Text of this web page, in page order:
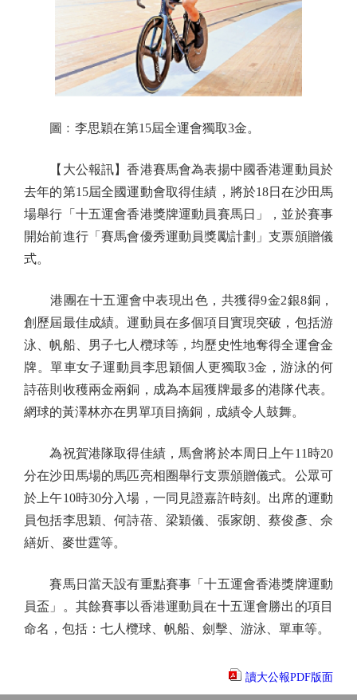
圖﹕李思穎在第15屆全運會獨取3金。
【大公報訊】香港賽馬會為表揚中國香港運動員於
去年的第15屆全國運動會取得佳績，將於18日在沙田馬
場舉行「十五運會香港獎牌運動員賽馬日」，並於賽事
開始前進行「賽馬會優秀運動員獎勵計劃」支票頒贈儀
式。
港團在十五運會中表現出色，共獲得9金2銀8銅，
創歷屆最佳成績。運動員在多個項目實現突破，包括游
泳、帆船、男子七人欖球等，均歷史性地奪得全運會金
牌。單車女子運動員李思穎個人更獨取3金，游泳的何
詩蓓則收穫兩金兩銅，成為本屆獲牌最多的港隊代表。
網球的黃澤林亦在男單項目摘銅，成績令人鼓舞。
為祝賀港隊取得佳績，馬會將於本周日上午11時20
分在沙田馬場的馬匹亮相圈舉行支票頒贈儀式。公眾可
於上午10時30分入場，一同見證嘉許時刻。出席的運動
員包括李思穎、何詩蓓、梁穎儀、張家朗、蔡俊彥、佘
繕妡、麥世霆等。
賽馬日當天設有重點賽事「十五運會香港獎牌運動
員盃」。其餘賽事以香港運動員在十五運會勝出的項目
命名，包括：七人欖球、帆船、劍擊、游泳、單車等。
讀大公報PDF版面